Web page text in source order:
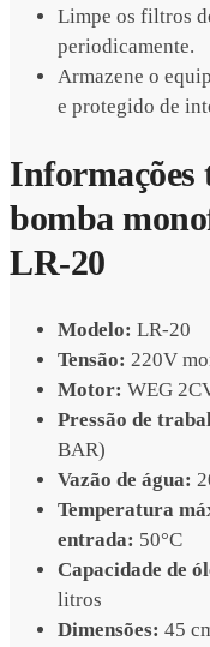
Limpe os filtros
periodicamente.
Armazene o
e protegido de
Informações
bomba
LR-20
Modelo: LR-20
Tensão: 220V
Motor: WEG
Pressão de
BAR)
Vazão de água:
Temperatura
entrada: 50°C
Capacidade de
litros
Dimensões: 45